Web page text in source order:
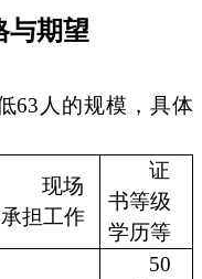
与期望
63人的规模，具体
现场
承担工作
证
书等级
学历等
50